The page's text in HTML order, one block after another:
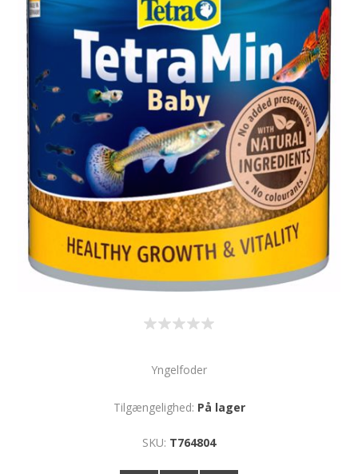
Yngelfoder
Tilgængelighed: På lager
SKU: T764804